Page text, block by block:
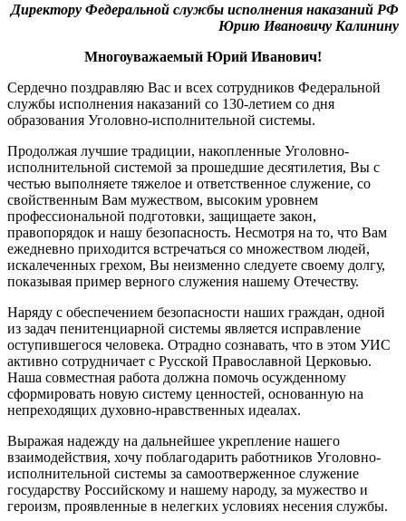
Директору Федеральной службы исполнения наказаний РФ
Юрию Ивановичу Калинину
Многоуважаемый Юрий Иванович!
Сердечно поздравляю Вас и всех сотрудников Федеральной
службы исполнения наказаний со 130-летием со дня
образования Уголовно-исполнительной системы.
Продолжая лучшие традиции, накопленные Уголовно-
исполнительной системой за прошедшие десятилетия, Вы с
честью выполняете тяжелое и ответственное служение, со
свойственным Вам мужеством, высоким уровнем
профессиональной подготовки, защищаете закон,
правопорядок и нашу безопасность. Несмотря на то, что Вам
ежедневно приходится встречаться со множеством людей,
искалеченных грехом, Вы неизменно следуете своему долгу,
показывая пример верного служения нашему Отечеству.
Наряду с обеспечением безопасности наших граждан, одной
из задач пенитенциарной системы является исправление
оступившегося человека. Отрадно сознавать, что в этом УИС
активно сотрудничает с Русской Православной Церковью.
Наша совместная работа должна помочь осужденному
сформировать новую систему ценностей, основанную на
непреходящих духовно-нравственных идеалах.
Выражая надежду на дальнейшее укрепление нашего
взаимодействия, хочу поблагодарить работников Уголовно-
исполнительной системы за самоотверженное служение
государству Российскому и нашему народу, за мужество и
героизм, проявленные в нелегких условиях несения службы.